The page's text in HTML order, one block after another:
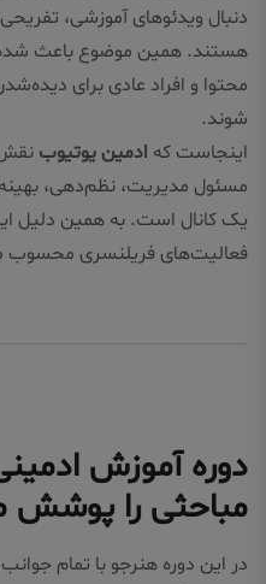
دنبال ویدئوهای آموزشی،
هستند. همین موضوع باعث شده
محتوا و افراد عادی برای
شوند.
اینجاست که ادمین یوتیوب
مسئول مدیریت، نظم‌دهی،
یک کانال است. به همین دلیل
فعالیت‌های فریلنسری
دوره آموزش
مباحثی را پوشش
در این دوره هنرجو با تمام